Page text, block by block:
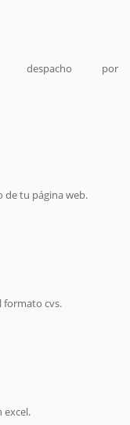
despacho por
de tu página web.
formato cvs.
excel.